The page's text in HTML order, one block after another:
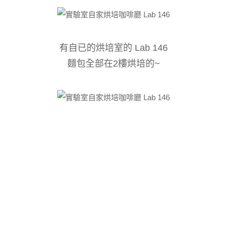
有自已的烘培室的 Lab 146
麵包全部在2樓烘培的~